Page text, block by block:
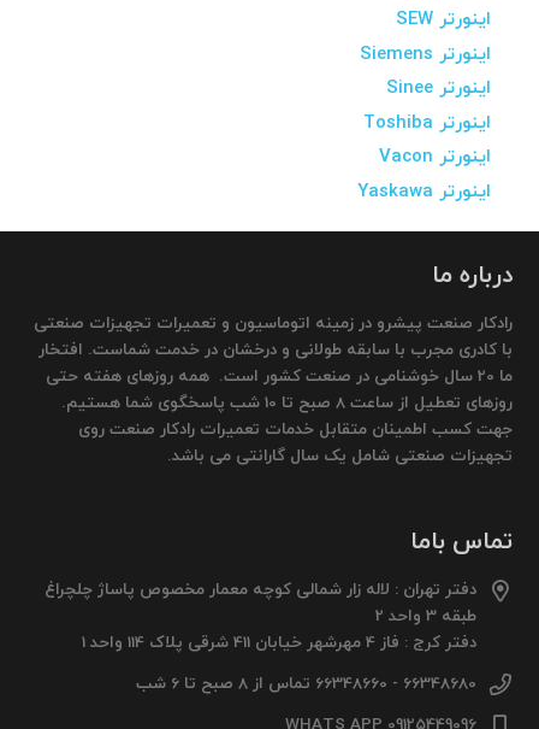
اینورتر SEW
اینورتر Siemens
اینورتر Sinee
اینورتر Toshiba
اینورتر Vacon
اینورتر Yaskawa
درباره ما
رادکار صنعت پیشرو در زمینه اتوماسیون و تعمیرات تجهیزات صنعتی
با کادری مجرب با سابقه طولانی و درخشان در خدمت شماست. افتخار
ما 20 سال خوشنامی در صنعت کشور است. همه روزهای هفته حتی
روزهای تعطیل از ساعت 8 صبح تا 10 شب پاسخگوی شما هستیم.
جهت کسب اطمینان متقابل خدمات تعمیرات رادکار صنعت روی
تجهیزات صنعتی شامل یک سال گارانتی می باشد.
تماس باما
دفتر تهران : لاله زار شمالی کوچه معمار مخصوص پاساژ چلچراغ
طبقه 3 واحد 2
دفتر کرج : فاز 4 مهرشهر خیابان 411 شرقی پلاک 114 واحد 1
66348680 - 66348660 تماس از 8 صبح تا 6 شب